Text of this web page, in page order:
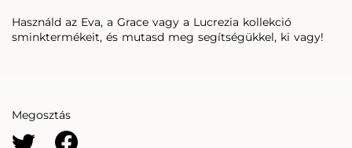
Használd az Eva, a Grace vagy a Lucrezia kollekció
sminktermékeit, és mutasd meg segítségükkel, ki vagy!
Megosztás